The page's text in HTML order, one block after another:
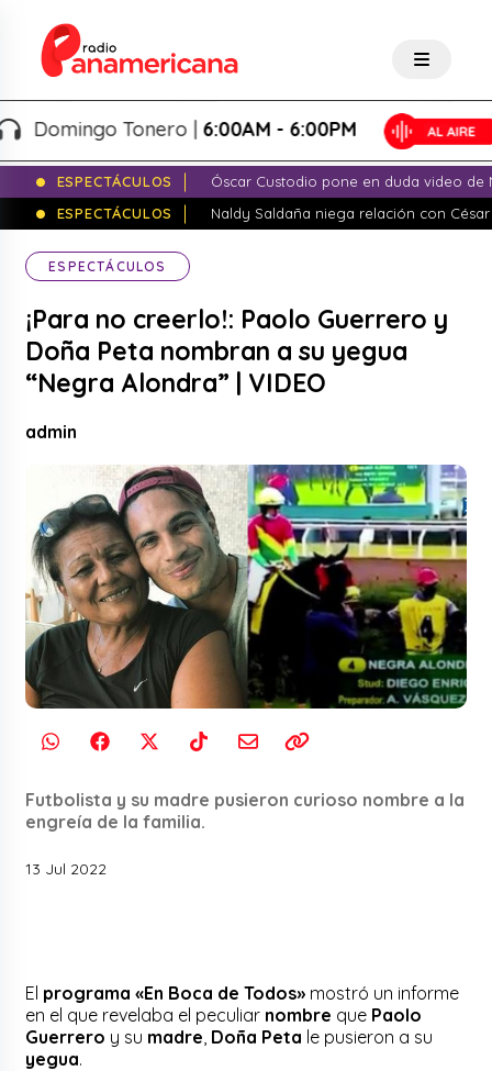
Tonero |6:00AM - 6:00PM
ESPECTÁCULOS
Óscar Custodio pone en duda video de
ESPECTÁCULOS
Naldy Saldaña niega relación con
ESPECTÁCULOS
¡Para no creerlo!: Paolo Guerrero y
Doña Peta nombran a su yegua
“Negra Alondra” | VIDEO
admin
Futbolista y su madre pusieron curioso nombre a la
engreía de la familia.
13 Jul 2022
El programa «En Boca de Todos» mostró un informe
en el que revelaba el peculiar nombre que Paolo
Guerrero y su madre Doña Peta le pusieron a su
yegua.